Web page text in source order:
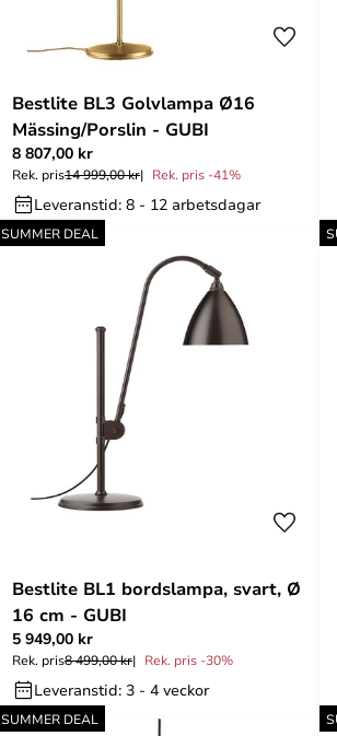
Bestlite BL3 Golvlampa Ø16
Mässing/Porslin - GUBI
8 807,00 kr
Rek. pris14 999,00 kr Rek. pris -41%
Leveranstid: 8 - 12 arbetsdagar
SUMMER DEAL
Bestlite BL1 bordslampa, svart, Ø
16 cm - GUBI
5 949,00 kr
Rek. pris8 499,00 kr Rek. pris -30%
Leveranstid: 3 - 4 veckor
SUMMER DEAL